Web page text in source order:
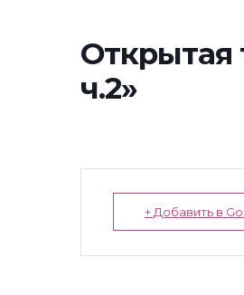
Открытая
ч.2»
+ Добавить в